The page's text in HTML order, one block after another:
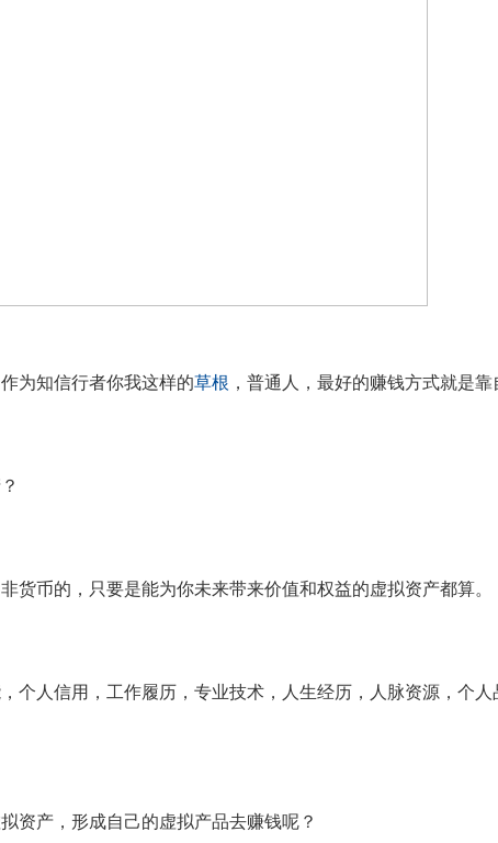
为知信行者你我这样的草根 ，普通人，最好的赚钱方式就是
货币的，只要是能为你未来带来价值和权益的虚拟资产都算。
个人信用，工作履历，专业技术，人生经历，人脉资源，个人
资产，形成自己的虚拟产品去赚钱呢？